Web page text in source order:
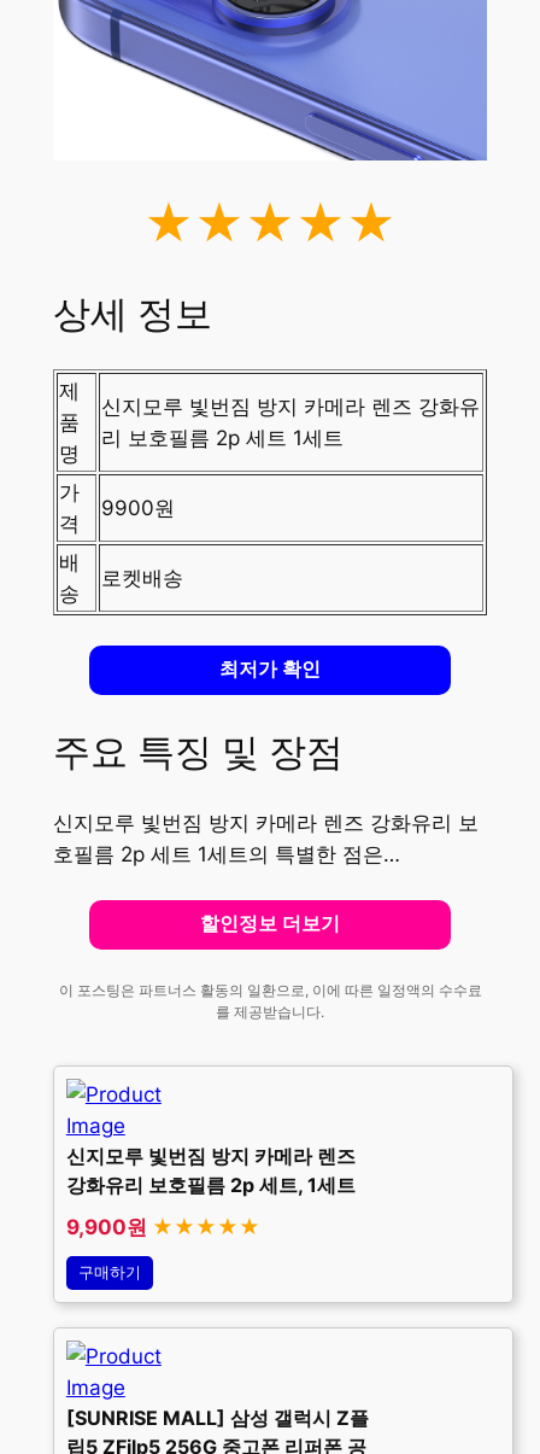
★★★★★
상세 정보
제
품
명
신지모루 빛번짐 방지 카메라 렌즈 강화유
리 보호필름 2p 세트 1세트
가
격
9900원
배
송
로켓배송
최저가 확인
주요 특징 및 장점
신지모루 빛번짐 방지 카메라 렌즈 강화유리 보
호필름 2p 세트 1세트의 특별한 점은…
할인정보 더보기
이 포스팅은 파트너스 활동의 일환으로, 이에 따른 일정액의 수수료
를 제공받습니다.
신지모루 빛번짐 방지 카메라 렌즈
강화유리 보호필름 2p 세트, 1세트
9,900원 ★★★★★
구매하기
[SUNRISE MALL] 삼성 갤럭시 Z플
립5 ZFilp5 256G 중고폰 리퍼폰 공